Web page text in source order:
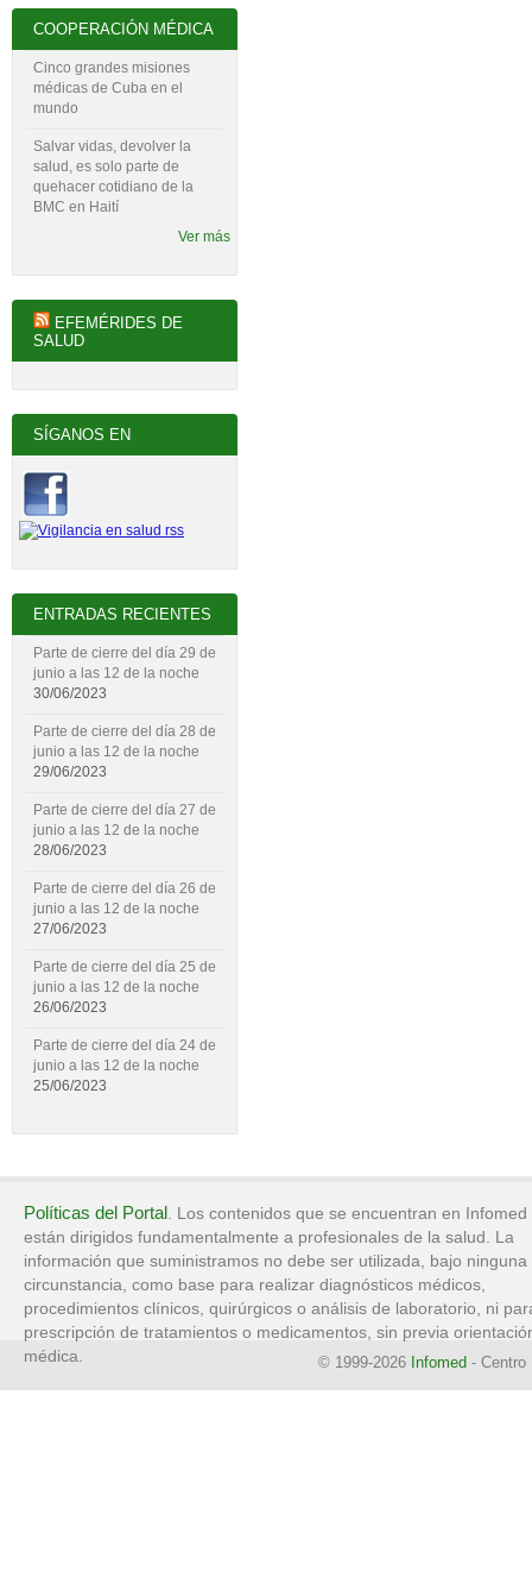
COOPERACIÓN MÉDICA
Cinco grandes misiones
médicas de Cuba en el
mundo
Salvar vidas, devolver la
salud, es solo parte de
quehacer cotidiano de la
BMC en Haití
Ver más
EFEMÉRIDES DE
SALUD
SÍGANOS EN
ENTRADAS RECIENTES
Parte de cierre del día 29 de
junio a las 12 de la noche
30/06/2023
Parte de cierre del día 28 de
junio a las 12 de la noche
29/06/2023
Parte de cierre del día 27 de
junio a las 12 de la noche
28/06/2023
Parte de cierre del día 26 de
junio a las 12 de la noche
27/06/2023
Parte de cierre del día 25 de
junio a las 12 de la noche
26/06/2023
Parte de cierre del día 24 de
junio a las 12 de la noche
25/06/2023
Políticas del Portal. Los contenidos que se encuentran en Infomed
están dirigidos fundamentalmente a profesionales de la salud. La
información que suministramos no debe ser utilizada, bajo ninguna
circunstancia, como base para realizar diagnósticos médicos,
procedimientos clínicos, quirúrgicos o análisis de laboratorio, ni
prescripción de tratamientos o medicamentos, sin previa
médica.
© 1999-2026 Infomed - Centro